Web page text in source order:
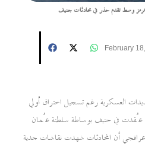
هرمز وسط تقدم حذر في محادثات جنيف
February
العسكرية رغم تسجيل اختراق أولي
عُقدت في جنيف بوساطة سلطنة عُمان
عراقجي أن المحادثات شهدت نقاشات جدية